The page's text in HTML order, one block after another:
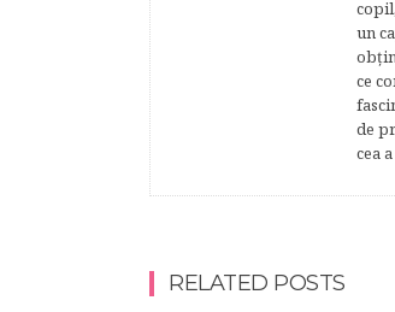
un
ce
de
cea
RELATED POSTS